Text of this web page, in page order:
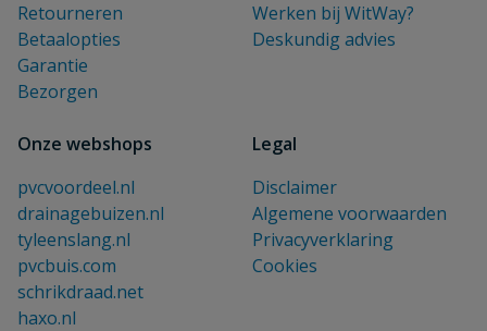
Retourneren
Betaalopties
Garantie
Bezorgen
Werken bij WitWay?
Deskundig advies
Onze webshops
pvcvoordeel.nl
drainagebuizen.nl
tyleenslang.nl
pvcbuis.com
schrikdraad.net
haxo.nl
Legal
Disclaimer
Algemene voorwaarden
Privacyverklaring
Cookies